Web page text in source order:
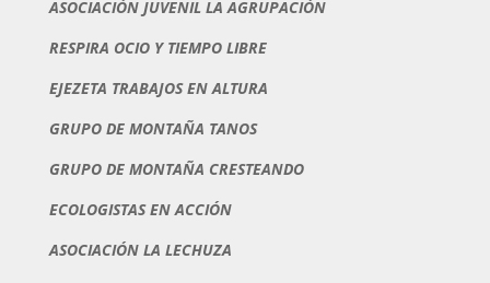
ASOCIACIÓN JUVENIL LA AGRUPACIÓN
RESPIRA OCIO Y TIEMPO LIBRE
EJEZETA TRABAJOS EN ALTURA
GRUPO DE MONTAÑA TANOS
GRUPO DE MONTAÑA CRESTEANDO
ECOLOGISTAS EN ACCIÓN
ASOCIACIÓN LA LECHUZA